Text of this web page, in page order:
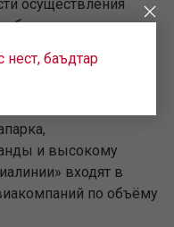
осуществления
безопасности.
база является
среди российской
высокой
и высокому
входят в
по объёму
нест, баъдтар